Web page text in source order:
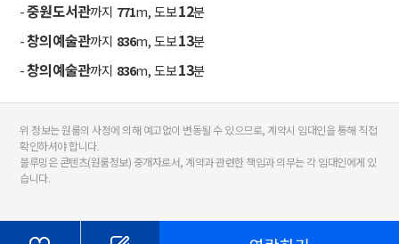
-중원도서관까지 771m, 도보12분
-창의예술관까지 836m, 도보13분
-창의예술관까지 836m, 도보13분
위 정보는 원룸의 사정에 의해 예고없이 변동될 수 있으므로, 계약시 임대인을 통해 직접
확인하셔야 합니다.
블루밍은 콘텐츠(원룸정보) 중개자로서, 계약과 관련한 책임과 의무는 각 임대인에게 있
습니다.